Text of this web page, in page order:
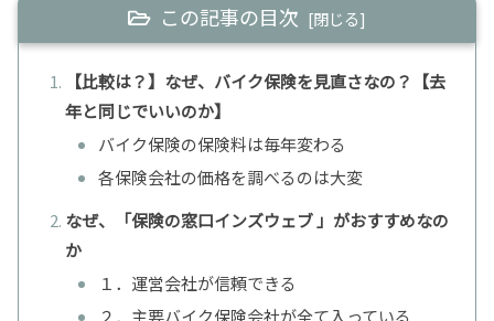
この記事の目次
【比較は？】なぜ、バイク保険を見直さなの？【去
年と同じでいいのか】
バイク保険の保険料は毎年変わる
各保険会社の価格を調べるのは大変
なぜ、「保険の窓口インズウェブ 」がおすすめなの
か
１．運営会社が信頼できる
２．主要バイク保険会社が全て入っている